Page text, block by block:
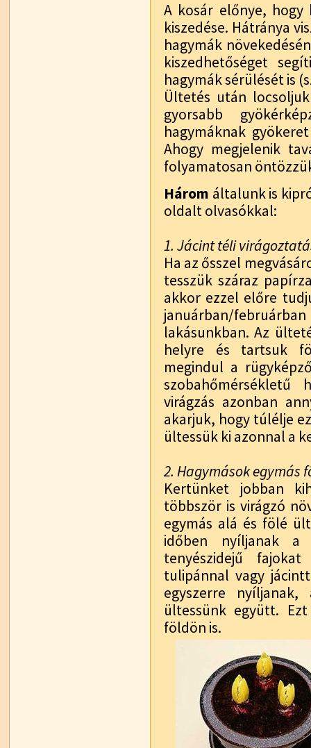
A kosár előnye, hogy
kiszedése. Hátránya
hagymák
kiszedhetőséget
hagymák sérülését is
Ültetés után
gyorsabb
hagymáknak
Ahogy megjelenik
folyamatosan
Három általunk is
oldalt olvasókkal:
1. Jácint téli
Ha az ősszel
tesszük száraz
akkor ezzel előre
januárban/
lakásunkban. Az
helyre és tartsuk
megindul a
szobahőmérsékletű
virágzás azonban
akarjuk, hogy túlélje
ültessük ki azonnal a
2. Hagymások egymás
Kertünket jobban
többször is virágzó
egymás alá és fölé
időben nyíljanak a
tenyészidejű
tulipánnal vagy
egyszerre
ültessünk együtt.
földön is.